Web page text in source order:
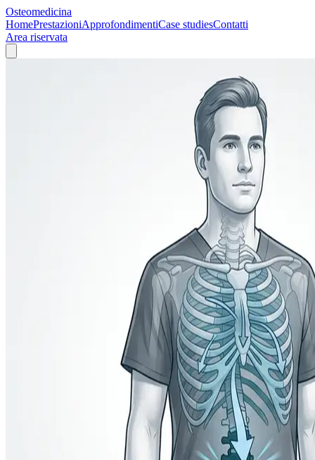
Osteomedicina
HomePrestazioniApprofondimentiCase studiesContatti
Area riservata